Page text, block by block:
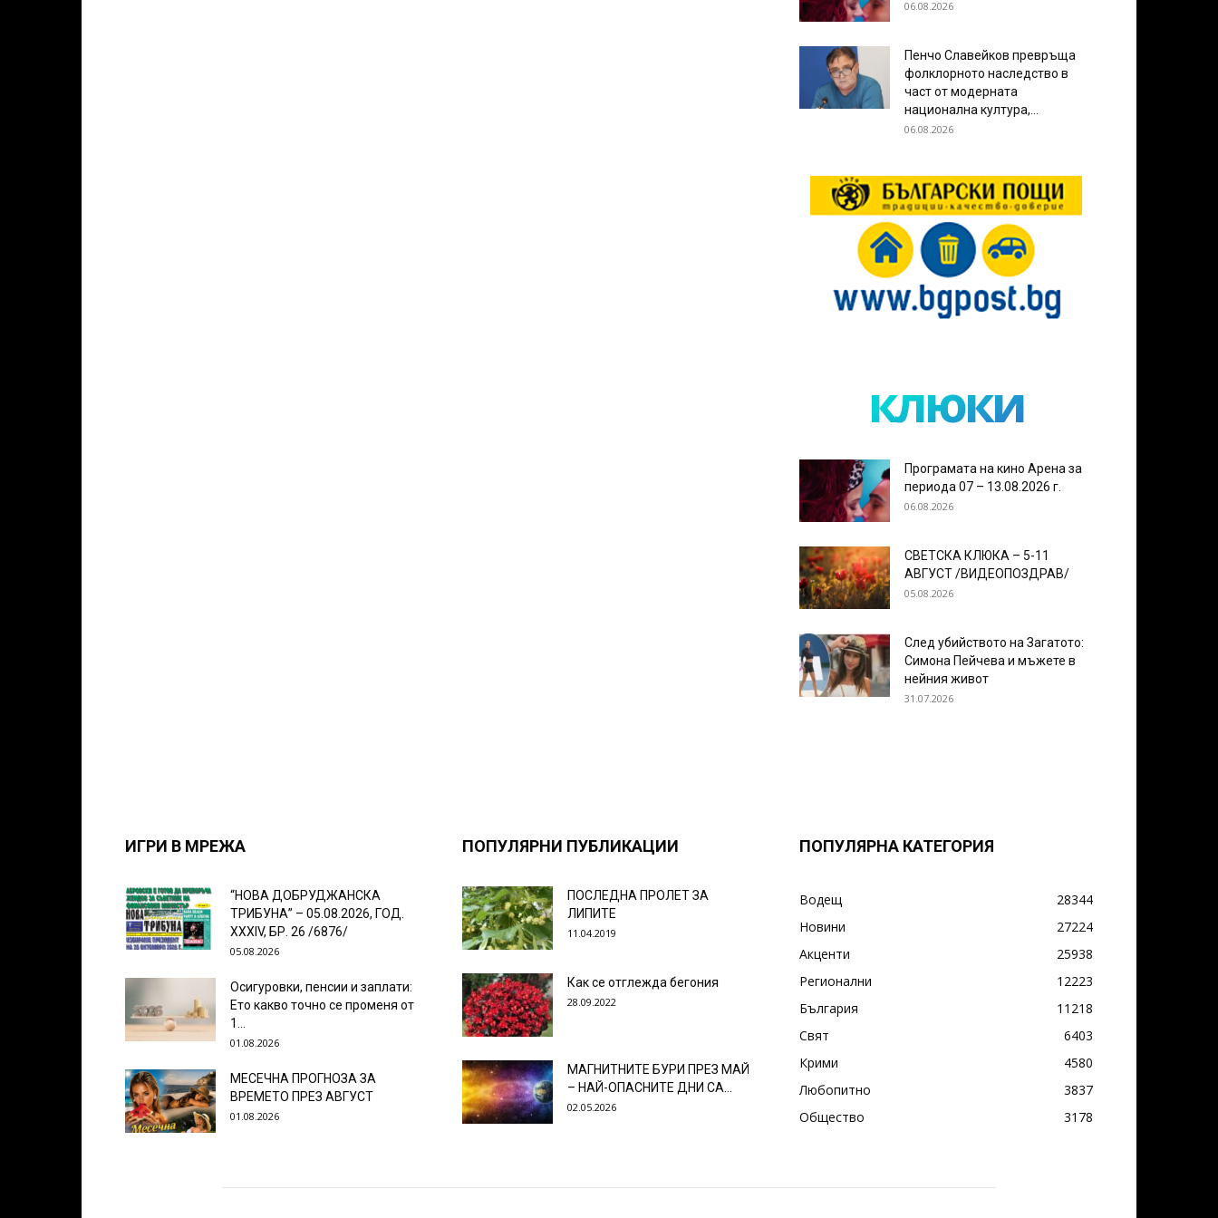
06.08.2026
Пенчо Славейков превръща
фолклорното наследство в
част от модерната
национална култура,...
06.08.2026
клюки
Програмата на кино Арена за
периода 07 – 13.08.2026 г.
06.08.2026
СВЕТСКА КЛЮКА – 5-11
АВГУСТ /ВИДЕОПОЗДРАВ/
05.08.2026
След убийството на Загатото:
Симона Пейчева и мъжете в
нейния живот
31.07.2026
ИГРИ В МРЕЖА
“НОВА ДОБРУДЖАНСКА
ТРИБУНА” – 05.08.2026, ГОД.
XXХIV, БР. 26 /6876/
05.08.2026
Осигуровки, пенсии и заплати:
Ето какво точно се променя от
1...
01.08.2026
МЕСЕЧНА ПРОГНОЗА ЗА
ВРЕМЕТО ПРЕЗ АВГУСТ
01.08.2026
ПОПУЛЯРНИ ПУБЛИКАЦИИ
ПОСЛЕДНА ПРОЛЕТ ЗА
ЛИПИТЕ
11.04.2019
Как се отглежда бегония
28.09.2022
МАГНИТНИТЕ БУРИ ПРЕЗ МАЙ
– НАЙ-ОПАСНИТЕ ДНИ СА…
02.05.2026
ПОПУЛЯРНА КАТЕГОРИЯ
Водещ
28344
Новини
27224
Акценти
25938
Регионални
12223
България
11218
Свят
6403
Крими
4580
Любопитно
3837
Общество
3178